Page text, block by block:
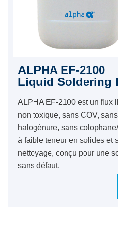
ALPHA EF-2100
Liquid Soldering
ALPHA EF-2100 est un flux
non toxique, sans COV, sans
halogénure, sans
à faible teneur en solides et
nettoyage, conçu pour une
sans défaut.